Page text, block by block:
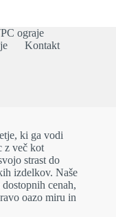
ograje
Kontakt
ki ga vodi
z več kot
strast do
izdelkov. Naše
cenah,
oazo miru in